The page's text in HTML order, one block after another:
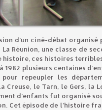
d’un ciné-débat
La Réunion, une classe de
histoire, ces histoires
à 1982 plusieurs centaines
pour repeupler les
Creuse, le Tarn, le Gers, la
d’enfants fut organisé
Cet épisode de l’histoire